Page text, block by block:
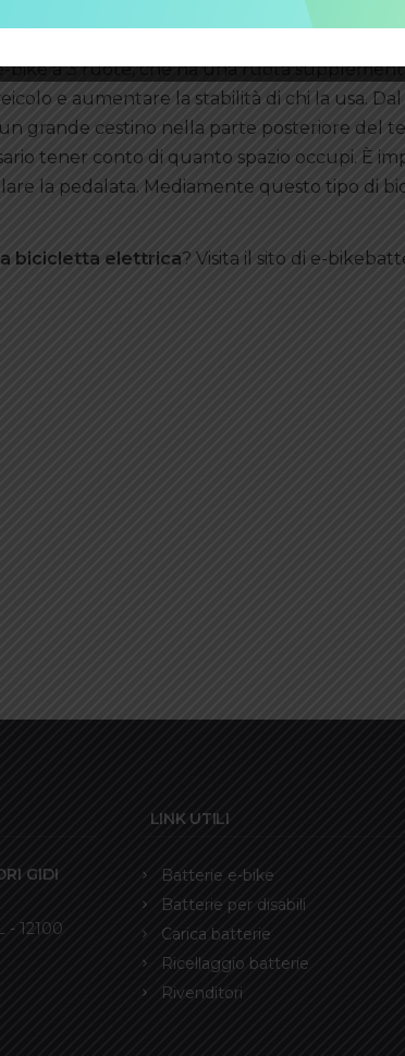
bike a 3 ruote, che ha una ruota
e aumentare la stabilità di chi la usa.
grande cestino nella parte posteriore del
tener conto di quanto spazio occupi. È
la pedalata. Mediamente questo tipo di
bicicletta elettrica? Visita il sito di e-
GIDI
- 12100
LINK UTILI
Batterie e-bike
Batterie per disabili
Carica batterie
Ricellaggio batterie
Rivenditori